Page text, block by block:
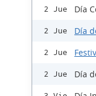
2 Jue Día
2 Jue Día
2 Jue
2 Jue Día